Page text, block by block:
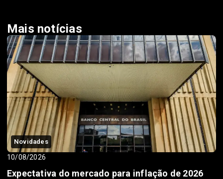
Mais notícias
Novidades
10/08/2026
Expectativa do mercado para inflação de 2026